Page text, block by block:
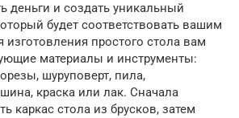
деньги и создать уникальный
будет соответствовать вашим
изготовления простого стола вам
материалы и инструменты:
шуруповерт, пила,
краска или лак. Сначала
каркас стола из брусков, затем